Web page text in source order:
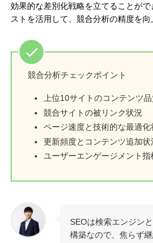
効果的な差別化戦略を立てることが
ストを活用して、競合分析の精度を向
競合分析チェックポイント
上位10サイトのコンテンツ
競合サイトの被リンク状況
ページ速度と技術的な最適化
更新頻度とコンテンツ追加状
ユーザーエンゲージメント指
SEOは検索エンジン
構築なので、焦らず